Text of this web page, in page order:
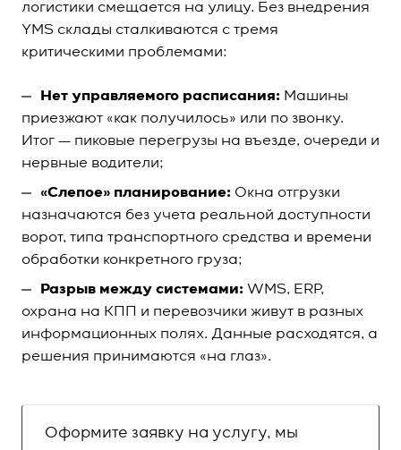
логистики смещается на улицу. Без внедрения
YMS склады сталкиваются с тремя
критическими проблемами:
Нет управляемого расписания: Машины
приезжают «как получилось» или по звонку.
Итог — пиковые перегрузы на въезде, очереди и
нервные водители;
«Слепое» планирование: Окна отгрузки
назначаются без учета реальной доступности
ворот, типа транспортного средства и времени
обработки конкретного груза;
Разрыв между системами: WMS, ERP,
охрана на КПП и перевозчики живут в разных
информационных полях. Данные расходятся, а
решения принимаются «на глаз».
Оформите заявку на услугу, мы